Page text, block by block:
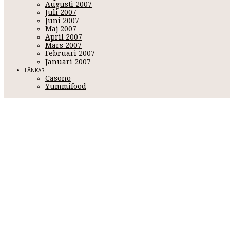
Augusti 2007
Juli 2007
Juni 2007
Maj 2007
April 2007
Mars 2007
Februari 2007
Januari 2007
LÄNKAR
Casono
Yummifood